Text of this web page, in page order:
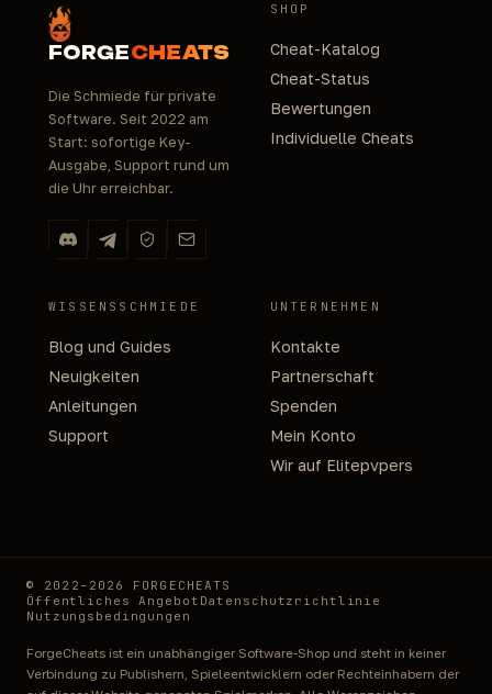
FORGECHEATS
Die Schmiede für private
Software. Seit 2022 am
Start: sofortige Key-
Ausgabe, Support rund um
die Uhr erreichbar.
SHOP
Cheat-Katalog
Cheat-Status
Bewertungen
Individuelle Cheats
WISSENSSCHMIEDE
Blog und Guides
Neuigkeiten
Anleitungen
Support
UNTERNEHMEN
Kontakte
Partnerschaft
Spenden
Mein Konto
Wir auf Elitepvpers
© 2022–2026 FORGECHEATS
Öffentliches Angebot Datenschutzrichtlinie
Nutzungsbedingungen
ForgeCheats ist ein unabhängiger Software-Shop und steht in keiner
Verbindung zu Publishern, Spieleentwicklern oder Rechteinhabern der